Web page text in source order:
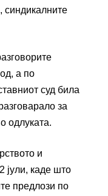
синдикалните
а по
суд била
за
одлуката.
и
јули, каде што
предлози по